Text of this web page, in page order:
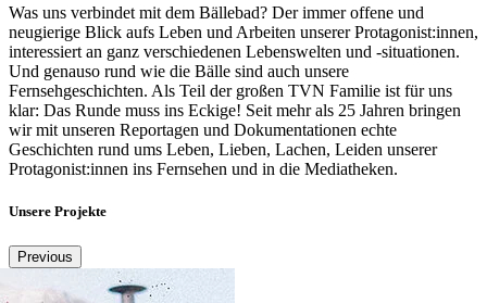
Was uns verbindet mit dem Bällebad? Der immer offene und
neugierige Blick aufs Leben und Arbeiten unserer Protagonist:innen,
interessiert an ganz verschiedenen Lebenswelten und -situationen.
Und genauso rund wie die Bälle sind auch unsere
Fernsehgeschichten. Als Teil der großen TVN Familie ist für uns
klar: Das Runde muss ins Eckige! Seit mehr als 25 Jahren bringen
wir mit unseren Reportagen und Dokumentationen echte
Geschichten rund ums Leben, Lieben, Lachen, Leiden unserer
Protagonist:innen ins Fernsehen und in die Mediatheken.
Unsere Projekte
Previous